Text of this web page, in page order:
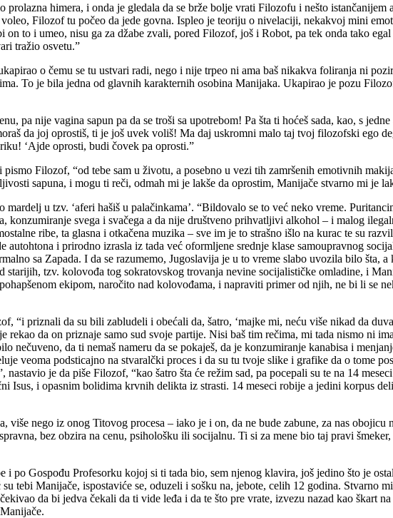
prolazna himera, i onda je gledala da se brže bolje vrati Filozofu i nešto
Filozof tu počeo da jede govna. Ispleo je teoriju o nivelaciji, nekakvoj mini
to i umeo, nisu ga za džabe zvali, pored Filozof, još i Robot, pa tek onda tako
tražio osvetu.”
o čemu se tu ustvari radi, nego i nije trpeo ni ama baš nikakva foliranja ni
To je bila jedna od glavnih karakternih osobina Manijaka. Ukapirao je pozu
pa nije vagina sapun pa da se troši sa upotrebom! Pa šta ti hoćeš sada, kao, s
da joj oprostiš, ti je još uvek voliš! Ma daj uskromni malo taj tvoj filozofski ego
‘Ajde oprosti, budi čovek pa oprosti.”
Filozof, “od tebe sam u životu, a posebno u vezi tih zamršenih emotivnih
sapuna, i mogu ti reči, odmah mi je lakše da oprostim, Manijače stvarno mi je
u tzv. ‘aferi hašiš u palačinkama’. “Bildovalo se to već neko vreme.
konzumiranje svega i svačega a da nije društveno prihvatljivi alkohol – i malog
ribe, ta glasna i otkačena muzika – sve im je to strašno išlo na kurac te su
i prirodno izrasla iz tada već oformljene srednje klase samoupravnog
sa Zapada. I da se razumemo, Jugoslavija je u to vreme slabo uvozila bilo šta,
starijih, tzv. kolovođa tog sokratovskog trovanja nevine socijalističke omladine, i
ekipom, naročito nad kolovođama, i napraviti primer od njih, ne bi li se
“i priznali da su bili zabludeli i obećali da, šatro, ‘majke mi, neću više nikad da
da on priznaje samo sud svoje partije. Nisi baš tim rečima, mi tada nismo ni
nečuveno, da ti nemaš nameru da se pokaješ, da je konzumiranje kanabisa i
veoma podsticajno na stvaralčki proces i da su tu tvoje slike i grafike da o tome
je da piše Filozof, “kao šatro šta će režim sad, pa pocepali su te na 14
Isus, i opasnim bolidima krvnih delikta iz strasti. 14 meseci robije a jedini korpus
više nego iz onog Titovog procesa – iako je i on, da ne bude zabune, za nas
bez obzira na cenu, psihološku ili socijalnu. Ti si za mene bio taj pravi
po Gospođu Profesorku kojoj si ti tada bio, sem njenog klavira, još jedino što je
tebi Manijače, ispostaviće se, oduzeli i sošku na, jebote, celih 12 godina. Stvarno
da bi jedva čekali da ti vide leđa i da te što pre vrate, izvezu nazad kao škart